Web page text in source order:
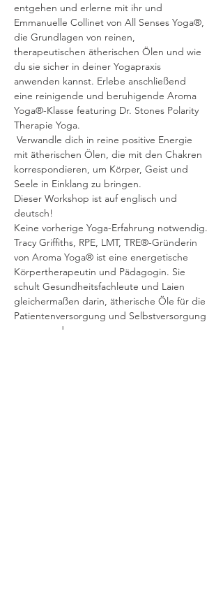
entgehen und erlerne mit ihr und
Emmanuelle Collinet von All Senses Yoga®,
die Grundlagen von reinen,
therapeutischen ätherischen Ölen und wie
du sie sicher in deiner Yogapraxis
anwenden kannst. Erlebe anschließend
eine reinigende und beruhigende Aroma
Yoga®-Klasse featuring Dr. Stones Polarity
Therapie Yoga.
mit ätherischen Ölen, die mit den Chakren
korrespondieren, um Körper, Geist und
Dieser Workshop ist auf englisch und
deutsch!
Keine vorherige Yoga-Erfahrung notwendig.
Tracy Griffiths, RPE, LMT, TRE®-Gründerin
von Aroma Yoga® ist eine energetische
Körpertherapeutin und Pädagogin. Sie
schult Gesundheitsfachleute und Laien
gleichermaßen darin, ätherische Öle für die
Patientenversorgung und Selbstversorgung
zu verwenden.